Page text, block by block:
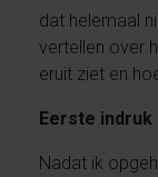
dat helemaal
vertellen over
eruit ziet en
Eerste indruk
Nadat ik